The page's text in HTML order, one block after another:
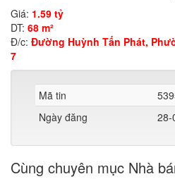
Giá: 1.59 tỷ
DT: 68 m²
Đ/c: Đường Huỳnh Tấn Phát,
7
Mã tin
Ngày đăng
28-
Cùng chuyên mục Nhà